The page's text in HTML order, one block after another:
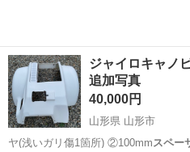
ジャイロキャ
追加写真
40,000円
山形県 山形市
ヤ(浅いガリ傷1箇所) ②100mmスペー